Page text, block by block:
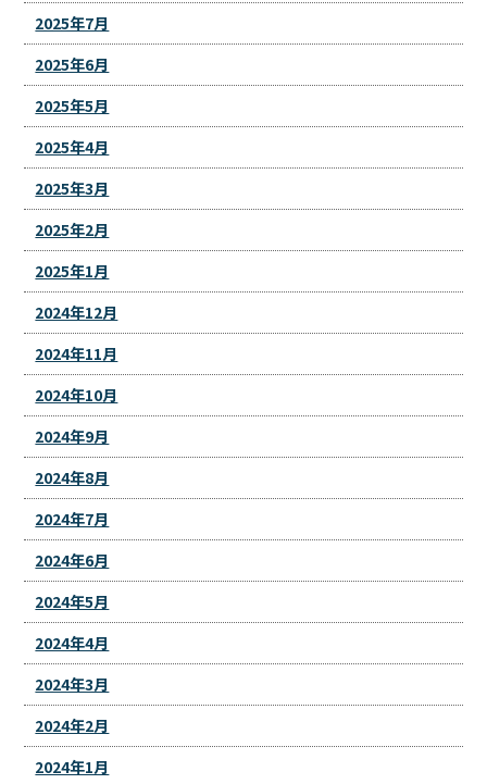
2025年7月
2025年6月
2025年5月
2025年4月
2025年3月
2025年2月
2025年1月
2024年12月
2024年11月
2024年10月
2024年9月
2024年8月
2024年7月
2024年6月
2024年5月
2024年4月
2024年3月
2024年2月
2024年1月